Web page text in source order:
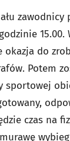
zawodnicy
15.00.
okazja do
Potem
sportowej
czas na